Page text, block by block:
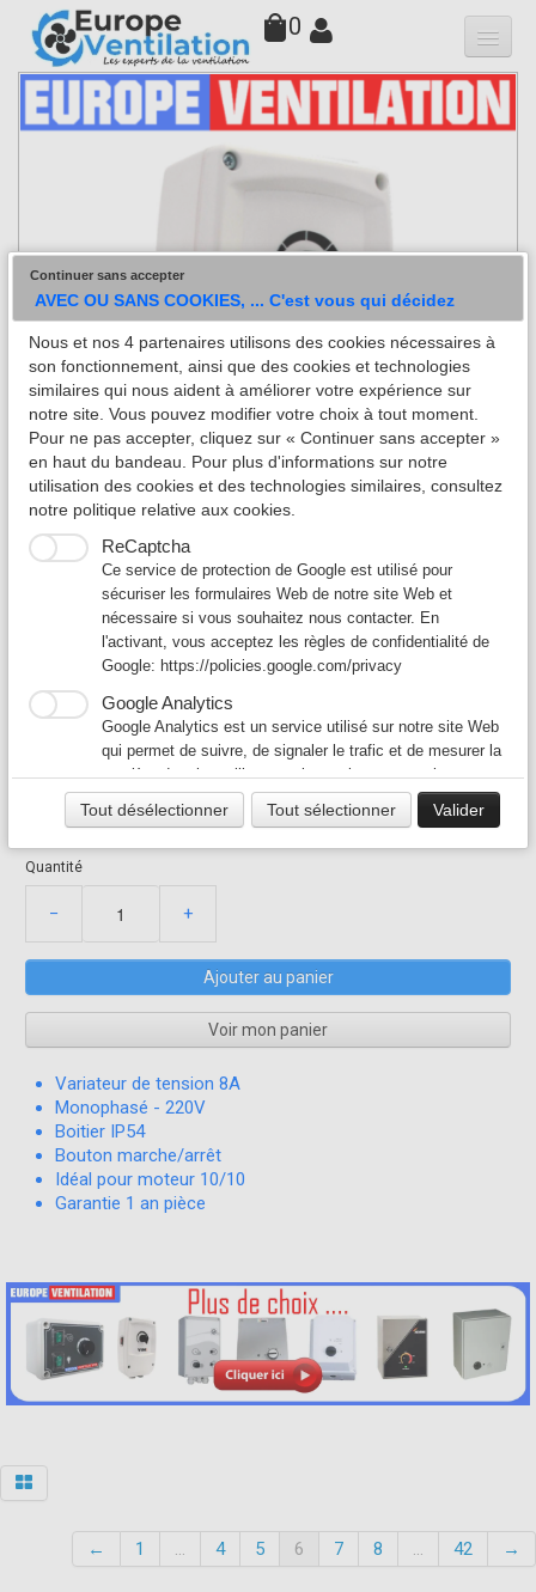
0
Qui sommes-nous
Variateurs
Accessoires
Filtres
Faq
Contact
Variateur VIM 8A - 230V pour
cuisine professionnelle
175,00 € 275,00 €
VARVIM8A
En stock, expédié dès demain
Quantité
− +
Ajouter au panier
Voir mon panier
Variateur de tension 8A
Monophasé - 220V
Boitier IP54
Bouton marche/arrêt
Idéal pour moteur 10/10
Garantie 1 an pièce
← 1 ... 4 5 6 7 8 ... 42 →
Continuer sans accepter
AVEC OU SANS COOKIES, ... C'est vous qui décidez
Nous et nos 4 partenaires utilisons des cookies nécessaires à
son fonctionnement, ainsi que des cookies et technologies
similaires qui nous aident à améliorer votre expérience sur
notre site. Vous pouvez modifier votre choix à tout moment.
Pour ne pas accepter, cliquez sur « Continuer sans accepter »
en haut du bandeau. Pour plus d'informations sur notre
utilisation des cookies et des technologies similaires, consultez
notre politique relative aux cookies.
ReCaptcha
Ce service de protection de Google est utilisé pour
sécuriser les formulaires Web de notre site Web et
nécessaire si vous souhaitez nous contacter. En
l'activant, vous acceptez les règles de confidentialité de
Google: https://policies.google.com/privacy
Google Analytics
Google Analytics est un service utilisé sur notre site Web
qui permet de suivre, de signaler le trafic et de mesurer la
manière dont les utilisateurs interagissent avec le contenu
de notre site Web afin de l’améliorer et de fournir de
meilleurs services.
contenu publicitaire. En l'activant, vous acceptez les
https://policies.google.com/technologies/ads?hl=fr
Tout désélectionner Tout sélectionner Valider